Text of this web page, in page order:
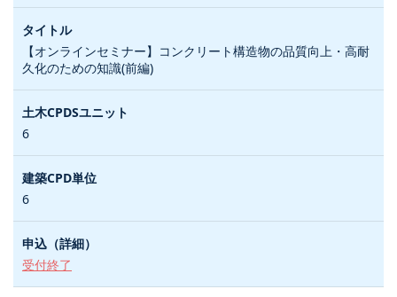
【オンラインセミナー】コンクリート構造物の品質向上・高耐
久化のための知識(前編)
6
6
受付終了